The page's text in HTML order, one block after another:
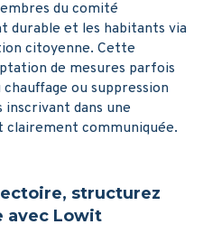
du comité
durable et les habitants via
citoyenne. Cette
de mesures parfois
ou suppression
inscrivant dans une
clairement communiquée.
structurez
avec Lowit